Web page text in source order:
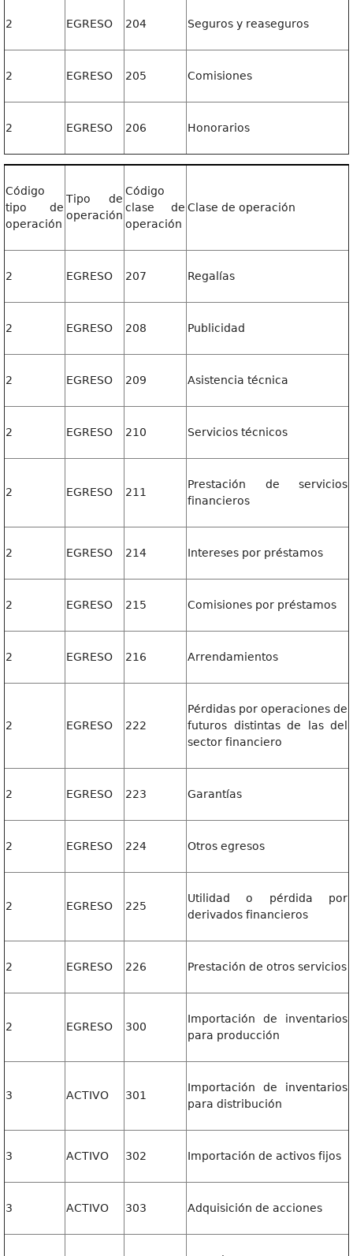
2 EGRESO 204 Seguros y reaseguros
2 EGRESO 205 Comisiones
2 EGRESO 206 Honorarios
Código
tipo de
operación
Tipo de
operación
Código
clase de
operación
Clase de operación
2 EGRESO 207 Regalías
2 EGRESO 208 Publicidad
2 EGRESO 209 Asistencia técnica
2 EGRESO 210 Servicios técnicos
2 EGRESO 211
Prestación de servicios
financieros
2 EGRESO 214 Intereses por préstamos
2 EGRESO 215 Comisiones por préstamos
2 EGRESO 216 Arrendamientos
2 EGRESO 222
Pérdidas por operaciones de
futuros distintas de las del
sector financiero
2 EGRESO 223 Garantías
2 EGRESO 224 Otros egresos
2 EGRESO 225
Utilidad o pérdida por
derivados financieros
2 EGRESO 226 Prestación de otros servicios
2 EGRESO 300
Importación de inventarios
para producción
3 ACTIVO 301
Importación de inventarios
para distribución
3 ACTIVO 302 Importación de activos fijos
3 ACTIVO 303 Adquisición de acciones